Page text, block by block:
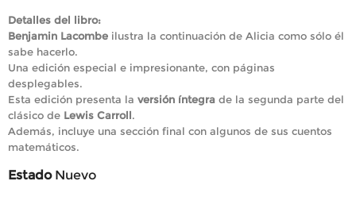
Detalles del libro:
Benjamin Lacombe ilustra la continuación de Alicia como sólo él
sabe hacerlo.
Una edición especial e impresionante, con páginas
desplegables.
Esta edición presenta la versión íntegra de la segunda parte del
clásico de Lewis Carroll.
Además, incluye una sección final con algunos de sus cuentos
matemáticos.
Estado Nuevo